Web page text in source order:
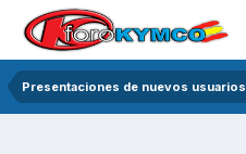
Presentaciones de nuevos usuarios